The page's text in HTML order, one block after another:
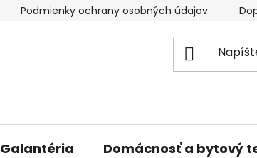
Podmienky ochrany osobných údajov
Galantéria Domácnosť a bytový